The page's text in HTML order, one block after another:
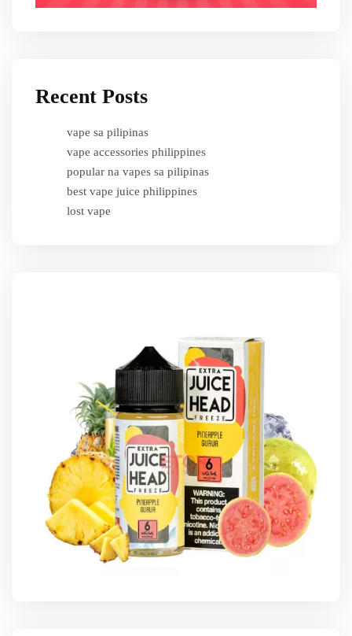
Recent Posts
vape sa pilipinas
vape accessories philippines
popular na vapes sa pilipinas
best vape juice philippines
lost vape